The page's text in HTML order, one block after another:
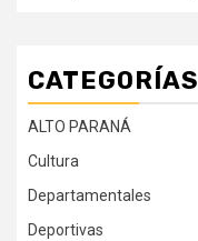
CATEGORÍAS
ALTO PARANÁ
Cultura
Departamentales
Deportivas